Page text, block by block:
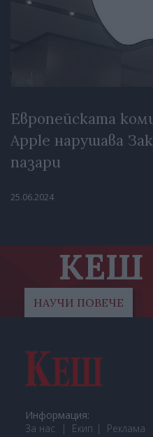
Европейската
Apple нарушава
пазари
25.06.2024
КЕШ
НАУЧИ ПОВЕЧЕ
Информация:
За нас
Екип Реклама